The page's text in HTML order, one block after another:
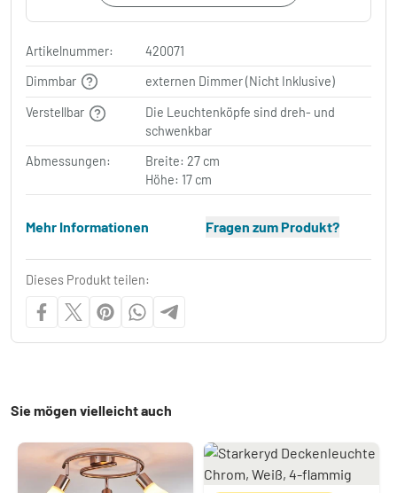
Artikelnummer:
420071
Dimmbar
externen Dimmer (Nicht Inklusive)
Verstellbar
Die Leuchtenköpfe sind dreh- und
schwenkbar
Abmessungen:
Breite: 27 cm
Höhe: 17 cm
Mehr Informationen Fragen zum Produkt?
Dieses Produkt teilen:
Sie mögen vielleicht auch